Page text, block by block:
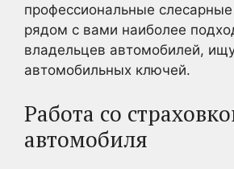
профессиональные
рядом с вами наиболее
владельцев автомобилей,
автомобильных ключей.
Работа со
автомобиля